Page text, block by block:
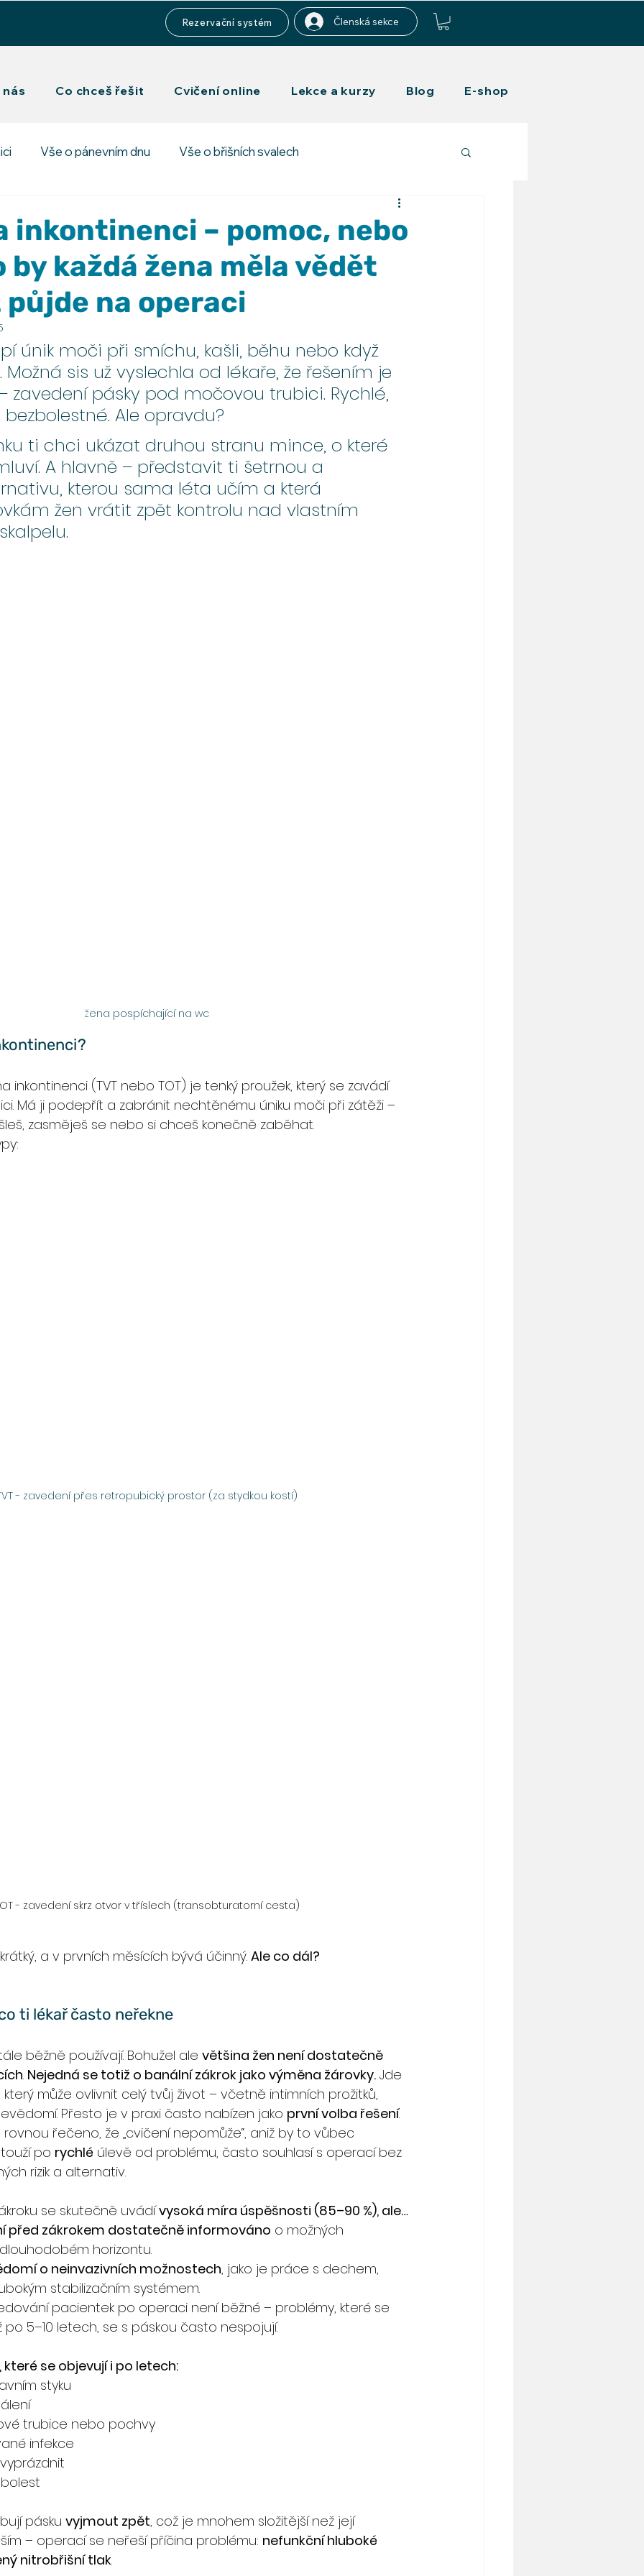
Rezervační systém Členská sekce
nás Co chceš řešit Cvičení online Lekce a kurzy Blog E-shop
Vše o pánevním dnu Vše o břišních svalech
inkontinenci – pomoc, nebo
by každá žena měla vědět
půjde na operaci
únik moči při smíchu, kašli, běhu nebo když
Možná sis už vyslechla od lékaře, že řešením je
zavedení pásky pod močovou trubici. Rychlé,
Ale opravdu?
ti chci ukázat druhou stranu mince, o které
A hlavně – představit ti šetrnou a
kterou sama léta učím a která
žen vrátit zpět kontrolu nad vlastním
žena pospíchající na wc
inkontinenci (TVT nebo TOT) je tenký proužek, který se zavádí
Má ji podepřít a zabránit nechtěnému úniku moči při zátěži –
zasměješ se nebo si chceš konečně zaběhat.
- zavedení přes retropubický prostor (za stydkou kostí)
- zavedení skrz otvor v tříslech (transobturatorní cesta)
a v prvních měsících bývá účinný. Ale co dál?
ti lékař často neřekne
běžně používají. Bohužel ale většina žen není dostatečně
. Nejedná se totiž o banální zákrok jako výměna žárovky. Jde
který může ovlivnit celý tvůj život – včetně intimních prožitků,
Přesto je v praxi často nabízen jako první volba řešení.
řečeno, že „cvičení nepomůže“, aniž by to vůbec
po rychlé úlevě od problému, často souhlasí s operací bez
rizik a alternativ.
se skutečně uvádí vysoká míra úspěšnosti (85–90 %), ale…
před zákrokem dostatečně informováno o možných
horizontu.
o neinvazivních možnostech, jako je práce s dechem,
stabilizačním systémem.
pacientek po operaci není běžné – problémy, které se
5–10 letech, se s páskou často nespojují.
se objevují i po letech:
styku
trubice nebo pochvy
infekce
pásku vyjmout zpět, což je mnohem složitější než její
– operací se neřeší příčina problému: nefunkční hluboké
nitrobřišní tlak.